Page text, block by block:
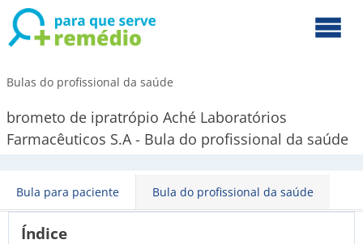
Bulas do profissional da saúde
brometo de ipratrópio Aché Laboratórios
Farmacêuticos S.A - Bula do profissional da saúde
Bula para paciente Bula do profissional da saúde
Índice